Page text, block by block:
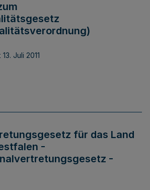
13. Juli 2011
für das Land
-
-